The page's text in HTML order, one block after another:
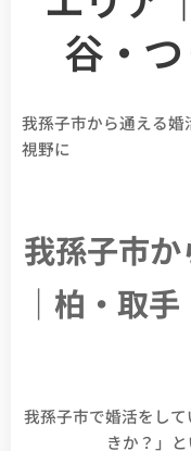
谷・
我孫子市から通える
視野に
我孫子市
｜柏・取
我孫子市で婚活をし
きか？」と